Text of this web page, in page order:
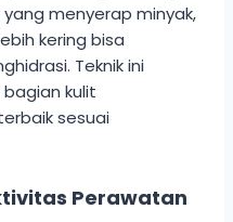
menyerap minyak,
kering bisa
Teknik ini
kulit
sesuai
Perawatan